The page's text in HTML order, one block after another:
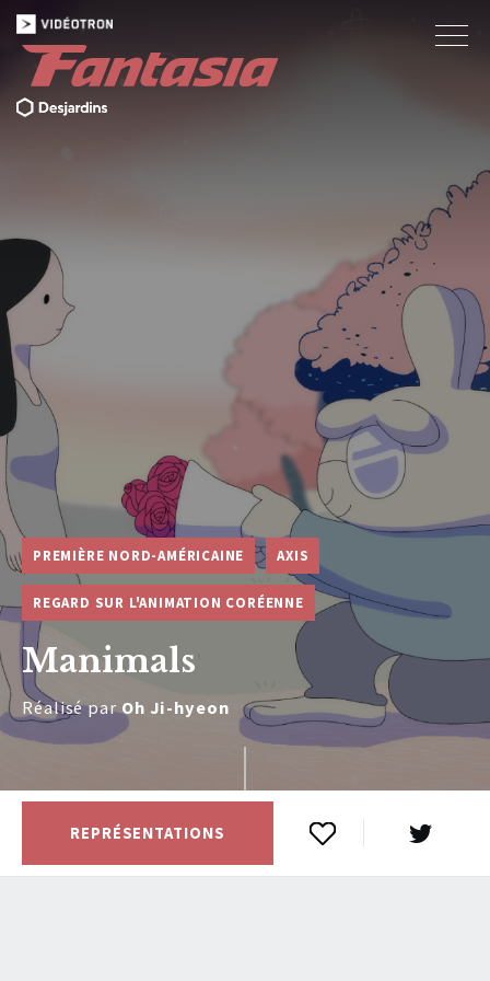
PREMIÈRE NORD-AMÉRICAINE AXIS
REGARD SUR L'ANIMATION CORÉENNE
Manimals
Réalisé parOh Ji-hyeon
REPRÉSENTATIONS